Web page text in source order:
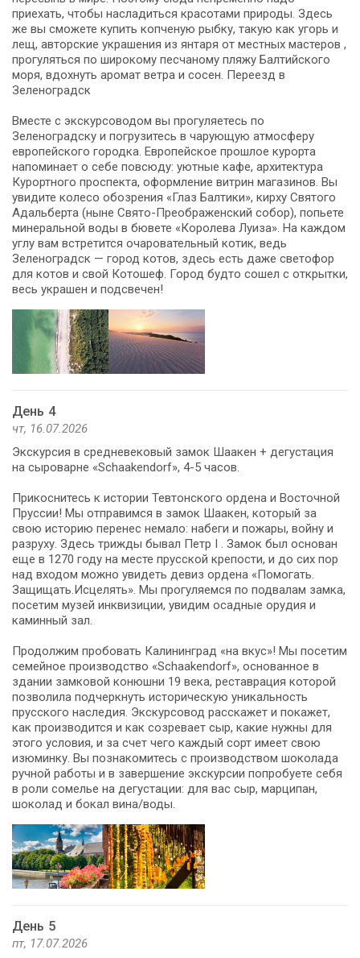
приехать, чтобы насладиться красотами природы. Здесь
же вы сможете купить копченую рыбку, такую как угорь и
лещ, авторские украшения из янтаря от местных мастеров ,
прогуляться по широкому песчаному пляжу Балтийского
моря, вдохнуть аромат ветра и сосен. Переезд в
Зеленоградск
Вместе с экскурсоводом вы прогуляетесь по
Зеленоградску и погрузитесь в чарующую атмосферу
европейского городка. Европейское прошлое курорта
напоминает о себе повсюду: уютные кафе, архитектура
Курортного проспекта, оформление витрин магазинов. Вы
увидите колесо обозрения «Глаз Балтики», кирху Святого
Адальберта (ныне Свято-Преображенский собор), попьете
минеральной воды в бювете «Королева Луиза». На каждом
углу вам встретится очаровательный котик, ведь
Зеленоградск — город котов, здесь есть даже светофор
для котов и свой Котошеф. Город будто сошел с открытки,
весь украшен и подсвечен!
День 4
чт, 16.07.2026
Экскурсия в средневековый замок Шаакен + дегустация
на сыроварне «Schaakendorf», 4-5 часов.
Прикоснитесь к истории Тевтонского ордена и Восточной
Пруссии! Мы отправимся в замок Шаакен, который за
свою историю перенес немало: набеги и пожары, войну и
разруху. Здесь трижды бывал Петр I . Замок был основан
еще в 1270 году на месте прусской крепости, и до сих пор
над входом можно увидеть девиз ордена «Помогать.
Защищать.Исцелять». Мы прогуляемся по подвалам замка,
посетим музей инквизиции, увидим осадные орудия и
каминный зал.
Продолжим пробовать Калининград «на вкус»! Мы посетим
семейное производство «Schaakendorf», основанное в
здании замковой конюшни 19 века, реставрация которой
позволила подчеркнуть историческую уникальность
прусского наследия. Экскурсовод расскажет и покажет,
как производится и как созревает сыр, какие нужны для
этого условия, и за счет чего каждый сорт имеет свою
изюминку. Вы познакомитесь с производством шоколада
ручной работы и в завершение экскурсии попробуете себя
в роли сомелье на дегустации: для вас сыр, марципан,
шоколад и бокал вина/воды.
День 5
пт, 17.07.2026